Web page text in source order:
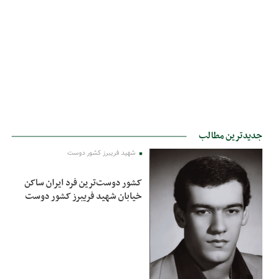
جدیدترین مطالب
شهید فریبرز کشور دوست
کشور دوست‌ترین فرد ایران ساکن
خیابان شهید فریبرز کشور دوست